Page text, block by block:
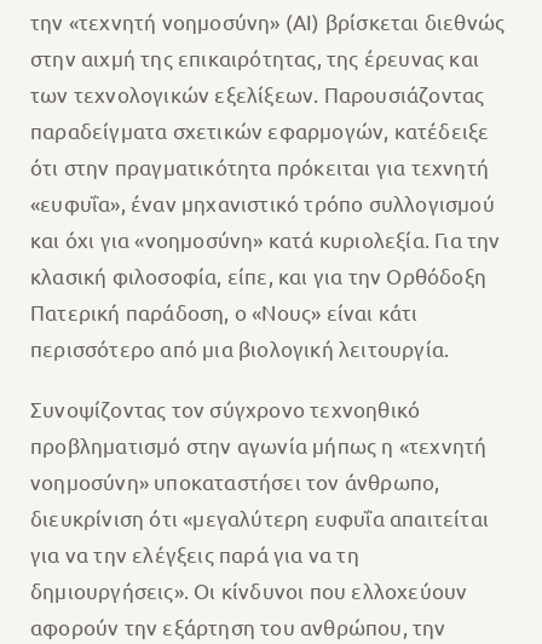
την «τεχνητή νοημοσύνη» (ΑΙ) βρίσκεται διεθνώς
στην αιχμή της επικαιρότητας, της έρευνας και
των τεχνολογικών εξελίξεων. Παρουσιάζοντας
παραδείγματα σχετικών εφαρμογών, κατέδειξε
ότι στην πραγματικότητα πρόκειται για τεχνητή
«ευφυΐα», έναν μηχανιστικό τρόπο συλλογισμού
και όχι για «νοημοσύνη» κατά κυριολεξία. Για την
κλασική φιλοσοφία, είπε, και για την Ορθόδοξη
Πατερική παράδοση, ο «Νους» είναι κάτι
περισσότερο από μια βιολογική λειτουργία.
Συνοψίζοντας τον σύγχρονο τεχνοηθικό
προβληματισμό στην αγωνία μήπως η «τεχνητή
νοημοσύνη» υποκαταστήσει τον άνθρωπο,
διευκρίνιση ότι «μεγαλύτερη ευφυΐα απαιτείται
για να την ελέγξεις παρά για να τη
δημιουργήσεις». Οι κίνδυνοι που ελλοχεύουν
αφορούν την εξάρτηση του ανθρώπου, την